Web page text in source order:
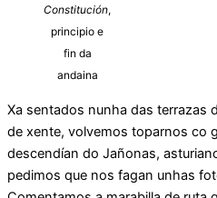
Constitución,
principio e
fin da
andaina
Xa sentados nunha das terrazas
de xente, volvemos toparnos co
descendían do Jañonas,
pedimos que nos fagan unhas